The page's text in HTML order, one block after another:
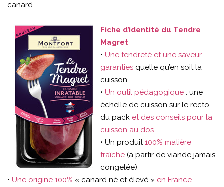
canard.
Fiche d’identité du Tendre
Magret
• Une tendreté et une saveur
garanties quelle qu’en soit la
cuisson
• Un outil pédagogique : une
échelle de cuisson sur le recto
du pack et des conseils pour la
cuisson au dos
• Un produit100% matière
fraîche (à partir de viande jamais
congelée)
• Une origine 100% « canard né et élevé » en France